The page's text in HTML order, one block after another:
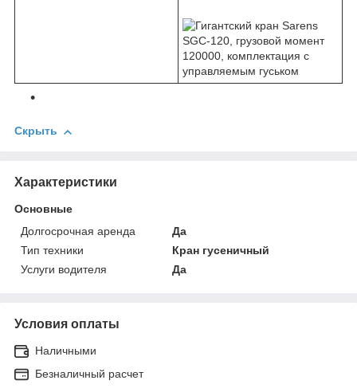
Скрыть
Характеристики
Основные
Долгосрочная аренда
Да
Тип техники
Кран гусеничный
Услуги водителя
Да
Условия оплаты
Наличными
Безналичный расчет